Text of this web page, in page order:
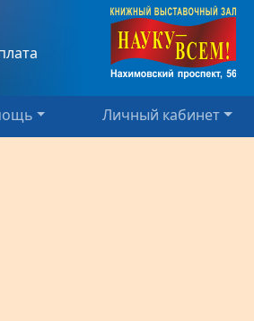
Личный кабинет